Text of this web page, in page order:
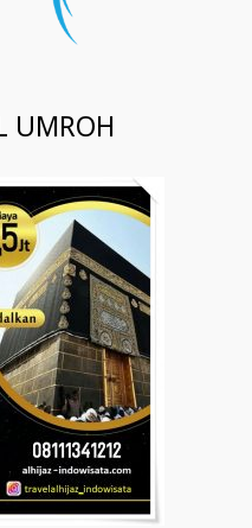
UMROH